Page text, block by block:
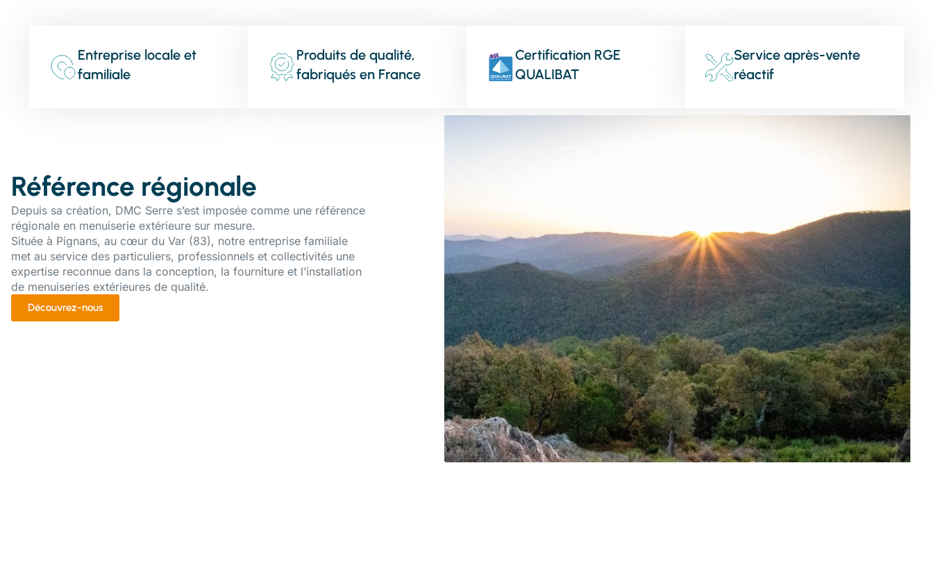
Entreprise locale et
familiale
Produits de qualité,
fabriqués en France
Certification RGE
QUALIBAT
Service après-vente
réactif
Référence régionale
Depuis sa création, DMC Serre s’est imposée comme une référence
régionale en menuiserie extérieure sur mesure.
Située à Pignans, au cœur du Var (83), notre entreprise familiale
met au service des particuliers, professionnels et collectivités une
expertise reconnue dans la conception, la fourniture et l’installation
de menuiseries extérieures de qualité.
Découvrez-nous